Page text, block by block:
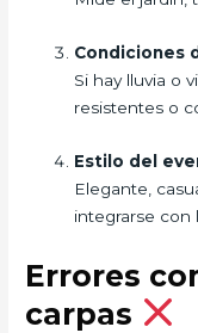
Condiciones
Si hay lluvia o
resistentes o
Estilo del
Elegante,
integrarse con
Errores
carpas